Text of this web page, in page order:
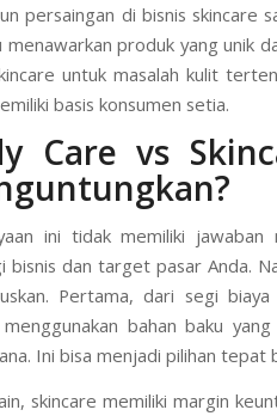
persaingan di bisnis skincare
menawarkan produk yang unik
untuk masalah kulit
basis konsumen setia.
Care vs
ini tidak memiliki
bisnis dan target pasar Anda.
Pertama, dari segi
menggunakan bahan baku
Ini bisa menjadi pilihan
skincare memiliki margin